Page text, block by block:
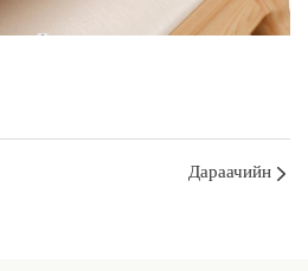
Дараачийн